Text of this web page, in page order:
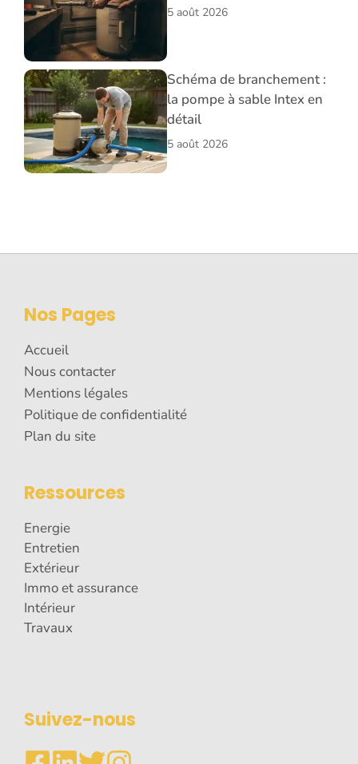
5 août 2026
Schéma de branchement :
la pompe à sable Intex en
détail
5 août 2026
Nos Pages
Accueil
Nous contacter
Mentions légales
Politique de confidentialité
Plan du site
Ressources
Energie
Entretien
Extérieur
Immo et assurance
Intérieur
Travaux
Suivez-nous